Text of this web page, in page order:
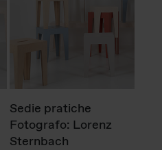
Sedie pratiche
Fotografo: Lorenz
Sternbach